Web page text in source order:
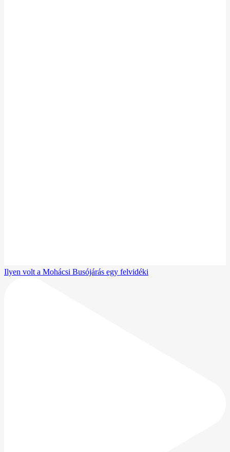
Ilyen volt a Mohácsi Busójárás egy felvidéki